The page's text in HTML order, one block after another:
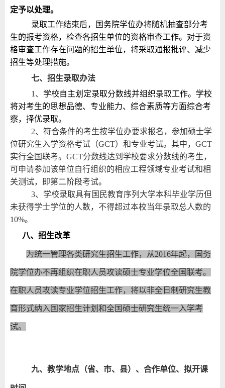
定予以处理。
录取工作结束后，国务院学位办将随机抽查部分考
生的报考资格，检查各招生单位的资格审查工作。对于资
格审查工作存在问题的招生单位，将采取通报批评、减少
招生等处理措施。
七、招生录取办法
1 、 学校自主划定录取分数线并组织录取工作。学校
将对考生的思想品德、专业能力、综合素质等方面综合考
察，择优录取。
2、符合条件的考生按学位办要求报名，参加硕士学
位研究生入学资格考试（GCT）和专业考试。其中， GCT
实行全国联考。 GCT分数线达到学校要求分数线的考生，
可申请参加该单位自行组织的相应工程领域专业考试和相
关测试，即第二阶段考试。
3、学校录取具有国民教育序列大学本科毕业学历但
未获得学士学位的人数，不得超过本校当年录取总人数的
10%。
八、招生改革
为统一管理各类研究生招生工作，从2016年起，国务
院学位办不再组织在职人员攻读硕士专业学位全国联考。
在职人员攻读专业学位招生工作，将以非全日制研究生教
育形式纳入国家招生计划和全国硕士研究生统一入学考
试。
九、教学地点（省、市、县）、合作单位、拟开课